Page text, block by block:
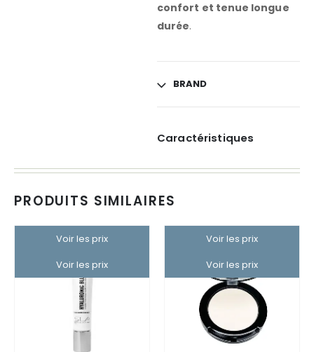
confort et tenue longue
durée.
BRAND
Caractéristiques
PRODUITS SIMILAIRES
Voir les prix
Voir les prix
Voir les prix
Voir les prix